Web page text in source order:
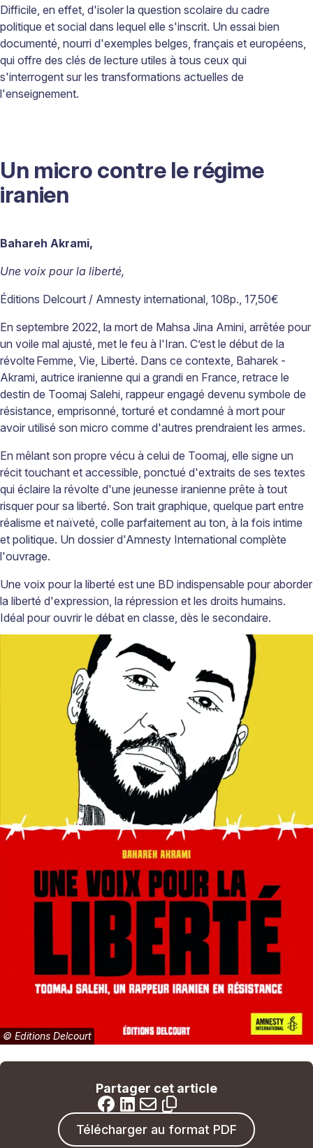
Difficile, en effet, d'isoler la question scolaire du cadre
politique et social dans lequel elle s'inscrit. Un essai bien
documenté, nourri d'exemples belges, français et européens,
qui offre des clés de lecture utiles à tous ceux qui
s'interrogent sur les transformations actuelles de
l'enseignement.
Un micro contre le régime
iranien
Bahareh Akrami,
Une voix pour la liberté,
Éditions Delcourt / Amnesty international, 108p., 17,50€
En septembre 2022, la mort de Mahsa Jina Amini, arrêtée pour
un voile mal ajusté, met le feu à l'Iran. C’est le début de la
révolte Femme, Vie, Liberté. Dans ce contexte, Baharek ­
Akrami, autrice iranienne qui a grandi en France, retrace le
destin de Toomaj Salehi, rappeur engagé devenu symbole de
résistance, emprisonné, torturé et condamné à mort pour
avoir utilisé son micro comme d'autres prendraient les armes.
En mêlant son propre vécu à celui de Toomaj, elle signe un
récit touchant et accessible, ponctué d'extraits de ses textes
qui éclaire la révolte d'une jeunesse iranienne prête à tout
risquer pour sa liberté. Son trait graphique, quelque part entre
réalisme et naïveté, colle parfaitement au ton, à la fois intime
et politique. Un dossier d'Amnesty International complète
l'ouvrage.
Une voix pour la liberté est une BD indispensable pour aborder
la liberté d'expression, la répression et les droits humains.
Idéal pour ouvrir le débat en classe, dès le secondaire.
© Editions Delcourt
Partager cet article
Télécharger au format PDF